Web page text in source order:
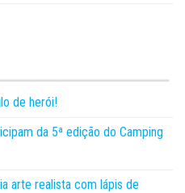
de herói!
da 5ª edição do Camping
arte realista com lápis de